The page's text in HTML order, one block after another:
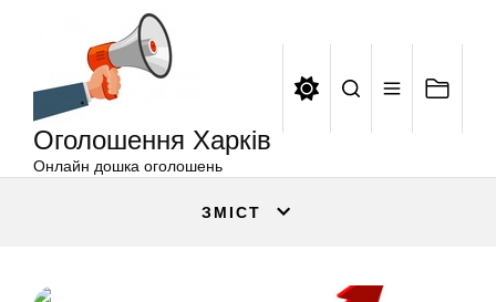
Оголошення Харків
Онлайн дошка оголошень
ЗМІСТ